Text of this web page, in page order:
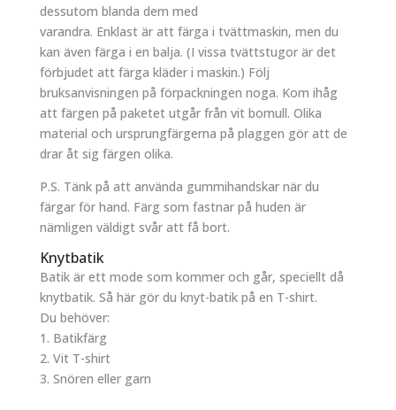
dessutom blanda dem med
varandra. Enklast är att färga i tvättmaskin, men du
kan även färga i en balja. (I vissa tvättstugor är det
förbjudet att färga kläder i maskin.) Följ
bruksanvisningen på förpackningen noga. Kom ihåg
att färgen på paketet utgår från vit bomull. Olika
material och ursprungfärgerna på plaggen gör att de
drar åt sig färgen olika.
P.S. Tänk på att använda gummihandskar när du
färgar för hand. Färg som fastnar på huden är
nämligen väldigt svår att få bort.
Knytbatik
Batik är ett mode som kommer och går, speciellt då
knytbatik. Så här gör du knyt-batik på en T-shirt.
Du behöver:
1. Batikfärg
2. Vit T-shirt
3. Snören eller garn